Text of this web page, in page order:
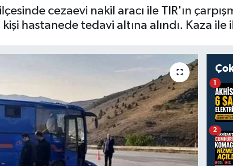
cezaevi nakil aracı ile TIR'ın
hastanede tedavi altına alındı. Kaza
1
2